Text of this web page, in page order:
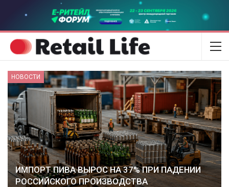
НОВОСТИ
ИМПОРТ ПИВА ВЫРОС НА 37% ПРИ ПАДЕНИИ
РОССИЙСКОГО ПРОИЗВОДСТВА